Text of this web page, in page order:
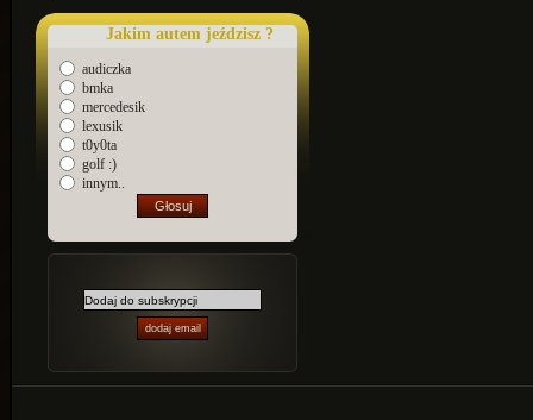
Jakim autem jeździsz ?
audiczka
bmka
mercedesik
lexusik
t0y0ta
golf :)
innym..